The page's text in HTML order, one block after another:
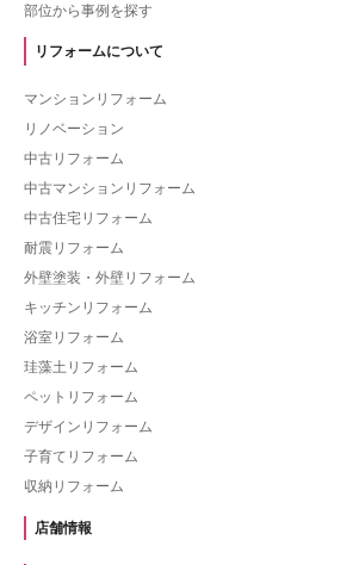
部位から事例を探す
リフォームについて
マンションリフォーム
リノベーション
中古リフォーム
中古マンションリフォーム
中古住宅リフォーム
耐震リフォーム
外壁塗装・外壁リフォーム
キッチンリフォーム
浴室リフォーム
珪藻土リフォーム
ペットリフォーム
デザインリフォーム
子育てリフォーム
収納リフォーム
店舗情報